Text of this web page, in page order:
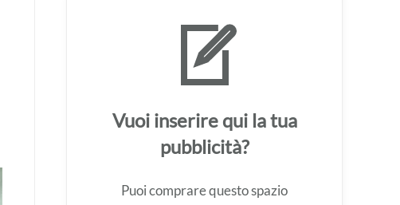
Vuoi inserire qui la tua
pubblicità?
Puoi comprare questo spazio